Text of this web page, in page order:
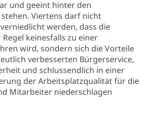
und geeint hinter den
Viertens darf nicht
werden, dass die
keinesfalls zu einer
wird, sondern sich die Vorteile
verbesserten Bürgerservice,
und schlussendlich in einer
der Arbeitsplatzqualität für die
Mitarbeiter niederschlagen